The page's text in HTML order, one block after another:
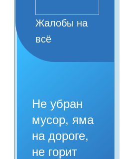
Жалобы на
всё
Не убран
мусор, яма
на дороге,
не горит